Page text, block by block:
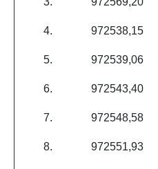
4. 972538,15
5. 972539,06
6. 972543,40
7. 972548,58
8. 972551,93